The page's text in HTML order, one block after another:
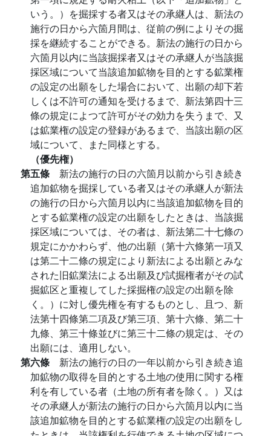
いう。）を掘採する者又はその承継人は、新法の
施行の日から六箇月間は、従前の例によりその掘
採を継続することができる。新法の施行の日から
六箇月以内に当該掘採者又はその承継人が当該掘
採区域について当該追加鉱物を目的とする鉱業権
の設定の出願をした場合において、出願の却下若
しくは不許可の通知を受けるまで、新法第四十三
條の規定によつて許可がその効力を失うまで、又
は鉱業権の設定の登録があるまで、当該出願の区
域について、また同様とする。
（優先権）
第五條 新法の施行の日の六箇月以前から引き続き
追加鉱物を掘採している者又はその承継人が新法
の施行の日から六箇月以内に当該追加鉱物を目的
とする鉱業権の設定の出願をしたときは、当該掘
採区域については、その者は、新法第二十七條の
規定にかかわらず、他の出願（第十六條第一項又
は第二十二條の規定により新法による出願とみな
された旧鉱業法による出願及び試掘権者がその試
掘鉱区と重複してした採掘権の設定の出願を除
く。）に対し優先権を有するものとし、且つ、新
法第十四條第二項及び第三項、第十六條、第二十
九條、第三十條並びに第三十二條の規定は、その
出願には、適用しない。
第六條 新法の施行の日の一年以前から引き続き追
加鉱物の取得を目的とする土地の使用に関する権
利を有している者（土地の所有者を除く。）又は
その承継人が新法の施行の日から六箇月以内に当
該追加鉱物を目的とする鉱業権の設定の出願をし